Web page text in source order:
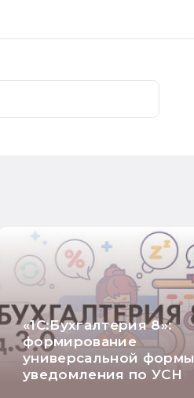
«1С:Бухгалтерия 8»:
формирование
универсальной формы
уведомления по УСН